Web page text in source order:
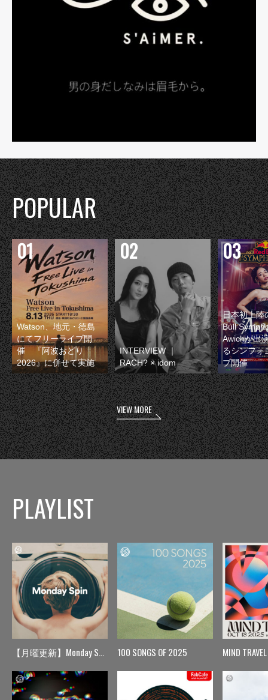
POPULAR
Watson、地元・徳島
にてフリーライブ開
催 『阿波おどり
2026』に併せて実施
INTERVIEW ｜
RACH? × idom
日本初上陸
Bull
Awichが出
るシンフォ
ブ開催
VIEW MORE
PLAYLIST
【月曜更新】Monday Spin 100 SONGS OF 2025 MIND TRAVEL